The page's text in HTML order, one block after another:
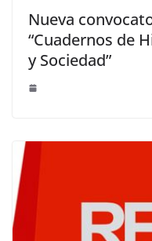
Nueva
“Cuadernos de
y Sociedad”